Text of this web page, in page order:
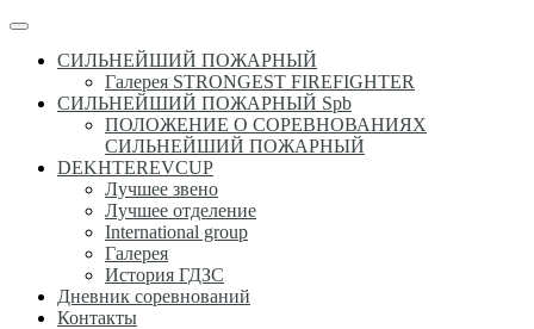
Перейти
содержимому
Меню
СИЛЬНЕЙШИЙ ПОЖАРНЫЙ
Галерея STRONGEST FIREFIGHTER
СИЛЬНЕЙШИЙ ПОЖАРНЫЙ Spb
ПОЛОЖЕНИЕ О СОРЕВНОВАНИЯХ
СИЛЬНЕЙШИЙ ПОЖАРНЫЙ
DEKHTEREVCUP
Лучшее звено
Лучшее отделение
International group
Галерея
История ГДЗС
Дневник соревнований
Контакты